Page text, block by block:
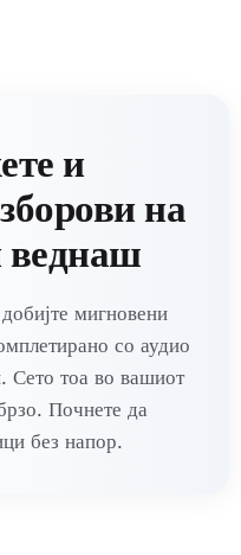
и
на
веднаш
мигновени
со аудио
Сето тоа во вашиот
Почнете да
без напор.